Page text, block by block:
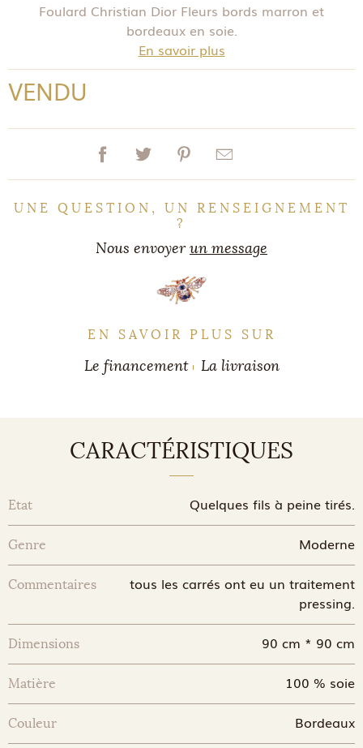
Foulard Christian Dior Fleurs bords marron et
bordeaux en soie.
En savoir plus
VENDU
UNE QUESTION, UN RENSEIGNEMENT
?
Nous envoyerun message
EN SAVOIR PLUS SUR
Le financement La livraison
CARACTÉRISTIQUES
Etat Quelques fils à peine tirés.
Genre Moderne
Commentaires
tous les carrés ont eu un traitement
pressing.
Dimensions 90 cm * 90 cm
Matière 100 % soie
Couleur Bordeaux